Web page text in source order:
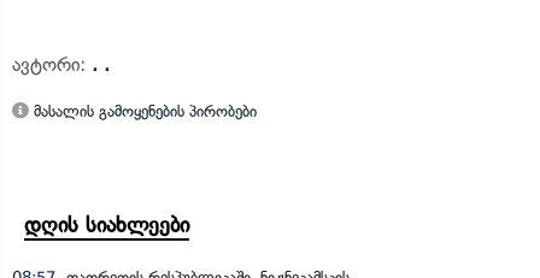
ავტორი: . .
მასალის გამოყენების პირობები
დღის სიახლეები